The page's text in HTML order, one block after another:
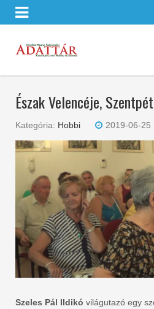
Észak Velencéje,
Kategória: Hobbi 2019-06-25
Szeles Pál Ildikó világutazó egy